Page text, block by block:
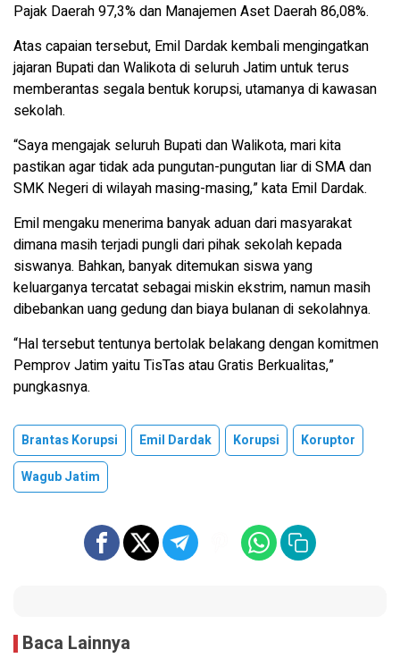
Pajak Daerah 97,3% dan Manajemen Aset Daerah 86,08%.
Atas capaian tersebut, Emil Dardak kembali mengingatkan
jajaran Bupati dan Walikota di seluruh Jatim untuk terus
memberantas segala bentuk korupsi, utamanya di kawasan
sekolah.
“Saya mengajak seluruh Bupati dan Walikota, mari kita
pastikan agar tidak ada pungutan-pungutan liar di SMA dan
SMK Negeri di wilayah masing-masing,” kata Emil Dardak.
Emil mengaku menerima banyak aduan dari masyarakat
dimana masih terjadi pungli dari pihak sekolah kepada
siswanya. Bahkan, banyak ditemukan siswa yang
keluarganya tercatat sebagai miskin ekstrim, namun masih
dibebankan uang gedung dan biaya bulanan di sekolahnya.
“Hal tersebut tentunya bertolak belakang dengan komitmen
Pemprov Jatim yaitu TisTas atau Gratis Berkualitas,”
pungkasnya.
Brantas Korupsi Emil Dardak Korupsi
Koruptor
Wagub Jatim
Baca Lainnya